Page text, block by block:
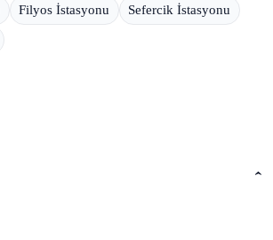
Filyos İstasyonu Sefercik İstasyonu